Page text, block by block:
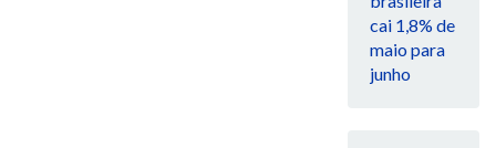
cai 1,8% de
maio para
junho